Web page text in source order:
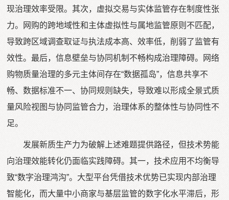
现治理效率受限。其次，虚拟交易与实体监管存在制度性张
力。网购的跨地域性和主体虚拟性与属地监管原则不匹配，
导致跨区域调查取证与执法成本高、效率低，削弱了监管有
效性。最后，信息壁垒与协同机制不畅构成治理障碍。网络
购物质量治理的多元主体间存在“数据孤岛”，信息共享不
畅、数据标准不一、协同规则缺失，导致难以形成全景式质
量风险视图与协同监管合力，治理体系的整体性与协同性不
足。
发展新质生产力为破解上述难题提供路径，但技术势能
向治理效能转化仍面临实践障碍。其一，技术应用不均衡导
致“数字治理鸿沟”。大型平台凭借技术优势已实现内部治理
智能化，而大量中小商家与基层监管的数字化水平滞后，形